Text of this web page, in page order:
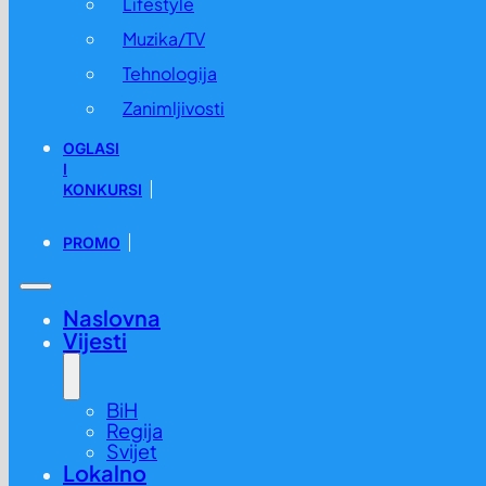
Muzika/TV
Tehnologija
Zanimljivosti
OGLASI
I
KONKURSI
PROMO
Naslovna
Vijesti
BiH
Regija
Svijet
Lokalno
Kako su kantoni poredeni po napretku: Pogledajte cijelu